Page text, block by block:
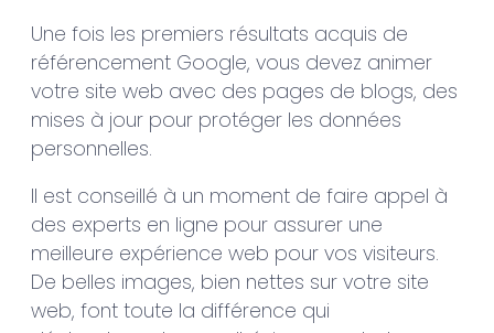
Une fois les premiers résultats acquis de
référencement Google, vous devez animer
votre site web avec des pages de blogs, des
mises à jour pour protéger les données
personnelles.
Il est conseillé à un moment de faire appel à
des experts en ligne pour assurer une
meilleure expérience web pour vos visiteurs.
De belles images, bien nettes sur votre site
web, font toute la différence qui